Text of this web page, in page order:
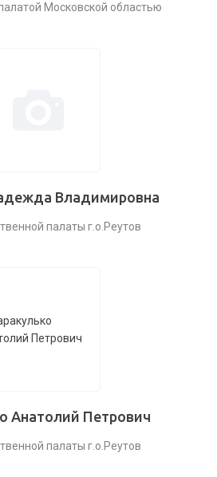
Московской областью
Владимировна
палаты г.о.Реутов
Анатолий Петрович
палаты г.о.Реутов